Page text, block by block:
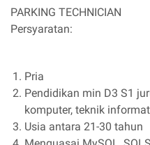
PARKING TECHNICIAN
Persyaratan:
Pria
Pendidikan min D3 S1
komputer, teknik
Usia antara 21-30 tahun